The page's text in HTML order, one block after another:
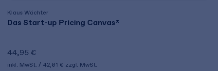
Klaus Wächter
Das Start-up Pricing Canvas®
44,95 €
inkl. MwSt. 42,01 € zzgl. MwSt.